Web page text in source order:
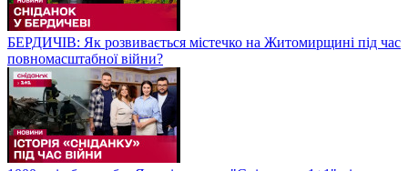
БЕРДИЧІВ: Як розвивається містечко на Житомирщині під час
повномасштабної війни?